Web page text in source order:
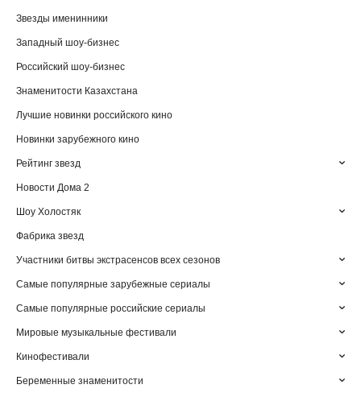
Звезды именинники
Западный шоу-бизнес
Российский шоу-бизнес
Знаменитости Казахстана
Лучшие новинки российского кино
Новинки зарубежного кино
Рейтинг звезд
Новости Дома 2
Шоу Холостяк
Фабрика звезд
Участники битвы экстрасенсов всех сезонов
Самые популярные зарубежные сериалы
Самые популярные российские сериалы
Мировые музыкальные фестивали
Кинофестивали
Беременные знаменитости